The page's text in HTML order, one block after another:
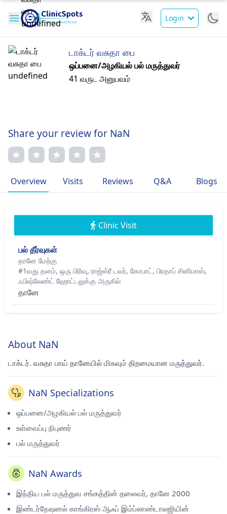
Login
டாக்டர் வசுதா பை
ஒப்பனை/அழகியல் பல் மருத்துவர்
41 வருட அனுபவம்
Share your review for NaN
Overview Visits Reviews Q&A Blogs
Clinic Visit
பல் தீர்வுகள்
தானே மேற்கு
#1வது தளம், ஒரு பிரிவு, ராஜ்ஸ்ரீ டவர், கோபாட், பிரதாப் சினிமாஸ்,
ஃபிஷ்லேண்ட் ஹோட்டலுக்கு அருகில்
தானே
About NaN
டாக்டர். வசுதா பாய் தானேயில் மிகவும் திறமையான மருத்துவர்.
NaN Specializations
ஒப்பனை/அழகியல் பல் மருத்துவர்
உள்வைப்பு நிபுணர்
பல் மருத்துவர்
NaN Awards
இந்திய பல் மருத்துவ சங்கத்தின் தலைவர், தானே 2000
இண்டர்நேஷனல் காங்கிரஸ் ஆஃப் இம்ப்லாண்டாலஜியின்